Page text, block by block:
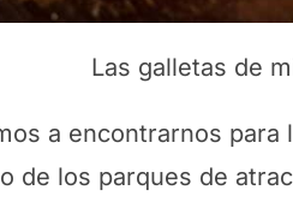
Las galletas de
a encontrarnos
de los parques de